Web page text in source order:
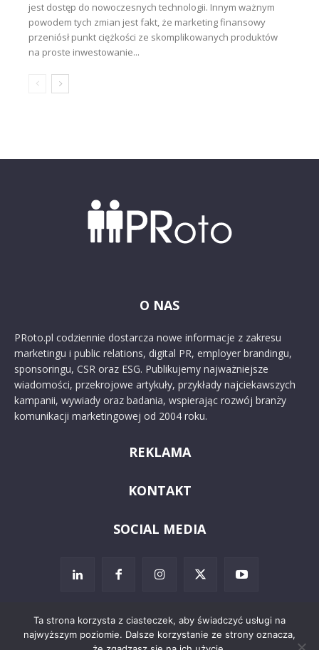
jest dostęp do nowoczesnych technologii. Innym ważnym
powodem tych zmian jest fakt, że marketing finansowy
przeniósł punkt ciężkości ze skomplikowanych produktów
na proste inwestowanie...
O NAS
PRoto.pl codziennie dostarcza nowe informacje z zakresu
marketingu i public relations, digital PR, employer brandingu,
sponsoringu, CSR oraz ESG. Publikujemy najważniejsze
wiadomości, przekrojowe artykuły, przykłady najciekawszych
kampanii, wywiady oraz badania, wspierając rozwój branży
komunikacji marketingowej od 2004 roku.
REKLAMA
KONTAKT
SOCIAL MEDIA
Ta strona korzysta z ciasteczek, aby świadczyć usługi na
najwyższym poziomie. Dalsze korzystanie ze strony oznacza,